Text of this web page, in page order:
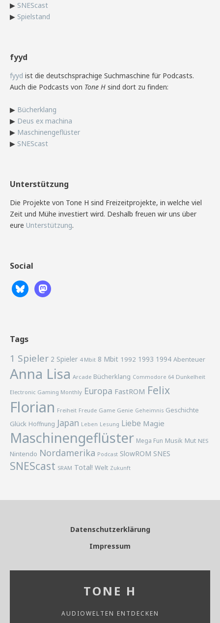
▶ SNEScast
▶ Spielstand
fyyd
fyyd ist die deutschsprachige Suchmaschine für Podcasts.
Auch die Podcasts von Tone H sind dort zu finden:
▶ Bücherklang
▶ Deus ex machina
▶ Maschinengeflüster
▶ SNEScast
Unterstützung
Die Projekte von Tone H sind Freizeitprojekte, in welche viel
Zeit und Mühe investiert wird. Deshalb freuen wir uns über
eure Unterstützung.
Social
Tags
1 Spieler 2 Spieler 4 Mbit 8 Mbit 1992 1993 1994 Abenteuer
Anna Lisa Arcade Bücherklang Commodore 64 Dunkelheit
Electronic Gaming Monthly Europa FastROM Felix
Florian Freiheit Freude Game Genie Geheimnis Geschichte
Glück Hoffnung Japan Leben Lesung Liebe Magie
Maschinengeflüster Mega Fun Musik Mut NES
Nintendo Nordamerika Podcast SlowROM SNES
SNEScast SRAM Total! Welt Zukunft
Datenschutzerklärung
Impressum
TONE H
AUDIOWELTEN ENTDECKEN